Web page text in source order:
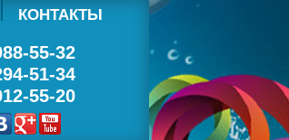
КОНТАКТЫ
55-32
51-34
55-20